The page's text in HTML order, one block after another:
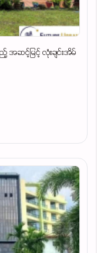
ည့် အဆင့်မြင့် လုံးချင်းအိမ်